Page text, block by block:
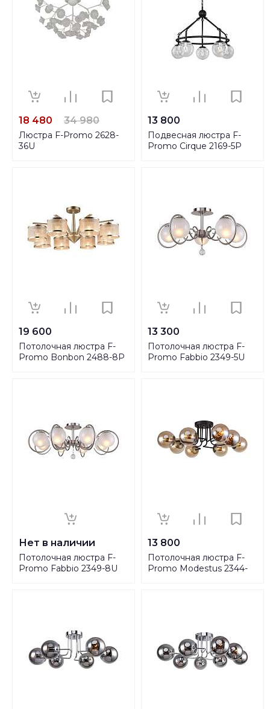
18 480 34 980
Люстра F-Promo 2628-
36U
13 800
Подвесная люстра F-
Promo Cirque 2169-5P
19 600
Потолочная люстра F-
Promo Bonbon 2488-8P
13 300
Потолочная люстра F-
Promo Fabbio 2349-5U
Нет в наличии
Потолочная люстра F-
Promo Fabbio 2349-8U
13 800
Потолочная люстра F-
Promo Modestus 2344-